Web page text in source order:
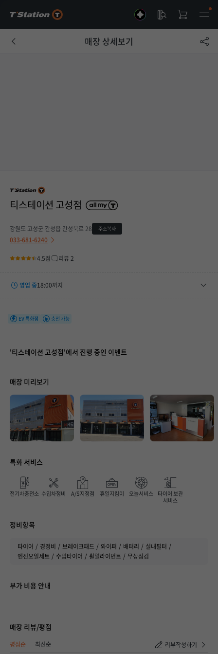
매장 상세보기
티스테이션 고성점
강원도 고성군 간성읍 간성북로 28 주소복사
033-681-6240
4.5점 리뷰 2
영업 중18:00까지
토요일
09:00 ~ 15:00
EV 특화점 충전 가능
'티스테이션 고성점'에서 진행 중인 이벤트
매장 미리보기
특화 서비스
전기차충전소 수입차정비 A/S지정점 휴일지킴이 오늘서비스
타이어 보관
서비스
정비항목
타이어 경정비 브레이크패드 와이퍼 배터리
실내필터
엔진오일세트
수입타이어 휠얼라이먼트 무상점검
부가 비용 안내
매장 리뷰/평점
평점순 최신순 리뷰작성하기
매장 만족도